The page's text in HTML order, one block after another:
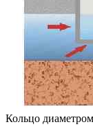
Кольцо